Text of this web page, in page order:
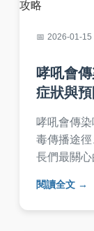
2026-01-15
哮吼會
症狀與
哮吼會傳
毒傳播途
長們最關
康。
閱讀全文